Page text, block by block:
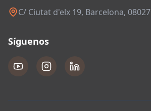
C/ Ciutat d'elx 19, Barcelona, 08027
Síguenos